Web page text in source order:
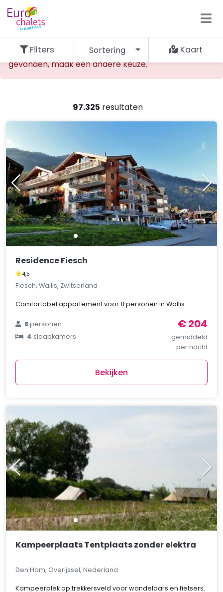
De opgevraagde accommodatie kan niet worden
gevonden, maak een andere keuze.
97.325 resultaten
Filters Sortering Kaart
Residence Fiesch
4,5
Fiesch, Wallis, Zwitserland
Comfortabel appartement voor 8 personen in Wallis.
8personen
4slaapkamers
€ 204
gemiddeld
per nacht
Bekijken
Kampeerplaats Tentplaats zonder elektra
Den Ham, Overijssel, Nederland
Kampeerplek op trekkersveld voor wandelaars en fietsers.